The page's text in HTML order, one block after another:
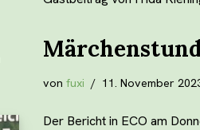
von fuxi 11. November
Der Bericht in ECO am